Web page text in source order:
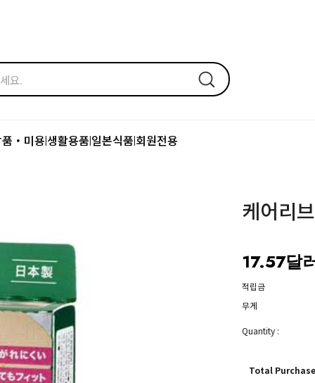
・미용|생활용품|일본식품|회원전용
케어리
17.57달
적립금
무게
Quantity :
Total